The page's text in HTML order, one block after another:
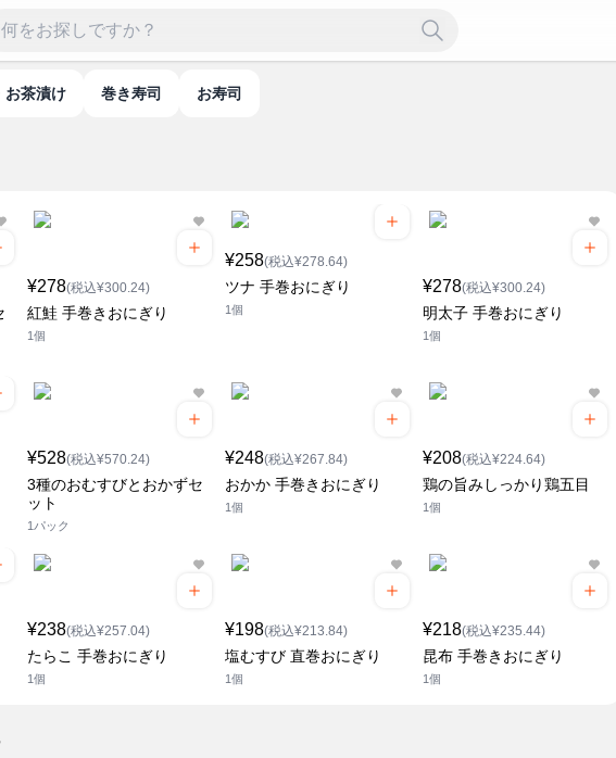
お茶漬け 巻き寿司 お寿司
¥278(税込¥300.24)
紅鮭 手巻きおにぎり
1個
¥258(税込¥278.64)
ツナ 手巻おにぎり
1個
¥278(税込¥300.24)
明太子 手巻おにぎり
1個
¥528(税込¥570.24)
3種のおむすびとおかずセ
ット
1パック
¥248(税込¥267.84)
おかか 手巻きおにぎり
1個
¥208(税込¥224.64)
鶏の旨みしっかり鶏五目
1個
¥238(税込¥257.04)
たらこ 手巻おにぎり
1個
¥198(税込¥213.84)
塩むすび 直巻おにぎり
1個
¥218(税込¥235.44)
昆布 手巻きおにぎり
1個